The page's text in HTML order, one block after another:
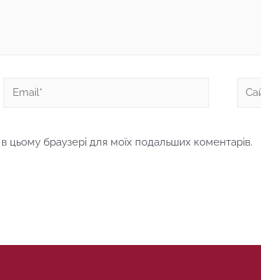
Email* Сайт
цьому браузері для моїх подальших коментарів.